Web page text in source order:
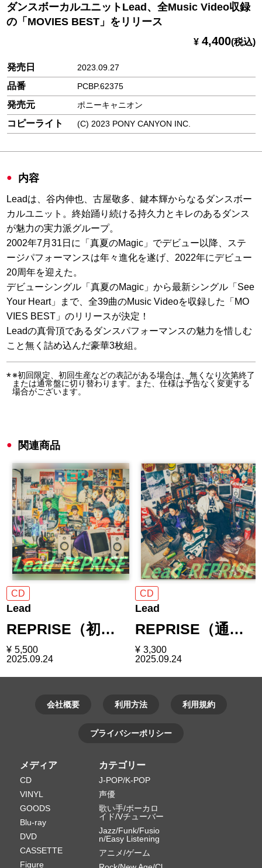
ダンスボーカルユニットLead、全Music Video収録
の「MOVIES BEST」をリリース
¥ 4,400(税込)
発売日 2023.09.27
品番 PCBP.62375
発売元 ポニーキャニオン
コピーライト (C) 2023 PONY CANYON INC.
内容
Leadは、谷内伸也、古屋敬多、鍵本輝からなるダンスボー
カルユニット。終始踊り続ける持久力とキレのあるダンス
が魅力の実力派グループ。
2002年7月31日に「真夏のMagic」でデビュー以降、ステ
ージパフォーマンスは年々進化を遂げ、2022年にデビュー
20周年を迎えた。
デビューシングル「真夏のMagic」から最新シングル「See
Your Heart」まで、全39曲のMusic Videoを収録した「MO
VIES BEST」のリリースが決定！
Leadの真骨頂であるダンスパフォーマンスの魅力を惜しむ
こと無く詰め込んだ豪華3枚組。
※初回限定、初回生産などの表記がある場合は、無くなり次第終了
または通常盤に切り替わります。また、仕様は予告なく変更する
場合がございます。
関連商品
CD
Lead
REPRISE（初…
¥ 5,500
2025.09.24
CD
Lead
REPRISE（通…
¥ 3,300
2025.09.24
会社概要 利用方法 利用規約
プライバシーポリシー
メディア
CD
VINYL
GOODS
Blu-ray
DVD
CASSETTE
Figure
カテゴリー
J-POP/K-POP
声優
歌い手/ボーカロ
イド/Vチューバー
Jazz/Funk/Fusio
n/Easy Listening
アニメ/ゲーム